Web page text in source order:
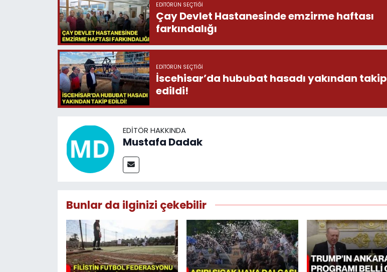
EDITÖRÜN SEÇTIĞI
Çay Devlet Hastanesinde emzirme haftası
farkındalığı
EDITÖRÜN SEÇTIĞI
İscehisar’da hububat hasadı yakından takip
edildi!
EDITÖR HAKKINDA
Mustafa Dadak
Bunlar da ilginizi çekebilir